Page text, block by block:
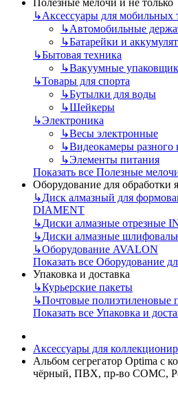
↳Аксессуары для мобильных
↳Автомобильные
↳Батарейки и
↳Бытовая техника
↳Вакуумные
↳Товары для спорта
↳Бутылки для воды
↳Шейкеры
↳Электроника
↳Весы электронные
↳Видеокамеры разного
↳Элементы питания
Показать все Полезные
Оборудование для обработки
↳Диск алмазный для
DIAMENT
↳Диски алмазные отрезные
↳Диски алмазные
↳Оборудование AVALON
Показать все Оборудование
Упаковка и доставка
↳Курьерские пакеты
↳Почтовые полиэтиленовые
Показать все Упаковка и
Аксессуары для
Альбом сегрегатор Optima с
чёрный, ПВХ, пр-во СОМС,